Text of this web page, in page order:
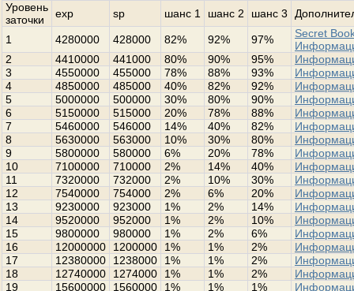
Уровень
заточки
exp sp шанс 1 шанс 2 шанс 3
1 4280000 428000 82% 92% 97%
Secret
2
4410000 441000 80% 90% 95%
3
4550000 455000 78% 88% 93%
4
4850000 485000 40% 82% 92%
5
5000000 500000 30% 80% 90%
6
5150000 515000 20% 78% 88%
7
5460000 546000 14% 40% 82%
8
5630000 563000 10% 30% 80%
9
5800000 580000 6% 20% 78%
10
7100000 710000 2% 14% 40%
11
7320000 732000 2% 10% 30%
12
7540000 754000 2% 6% 20%
13
9230000 923000 1% 2% 14%
14
9520000 952000 1% 2% 10%
15
9800000 980000 1% 2% 6%
16
12000000 1200000 1% 1% 2%
17
12380000 1238000 1% 1% 2%
18
12740000 1274000 1% 1% 2%
19
15600000 1560000 1% 1% 1%